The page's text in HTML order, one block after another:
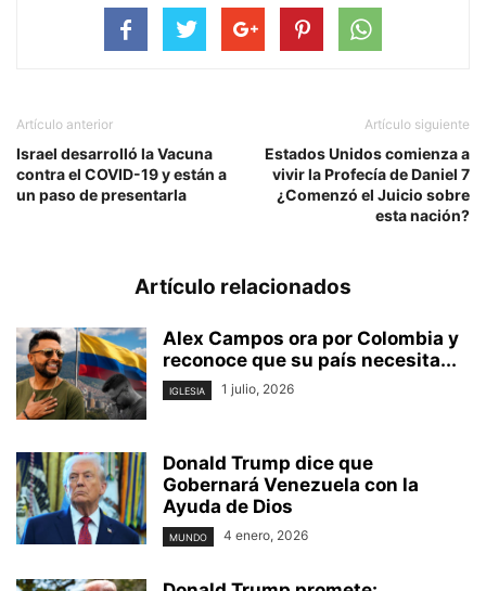
Artículo anterior
Israel desarrolló la Vacuna
contra el COVID-19 y están a
un paso de presentarla
Artículo siguiente
Estados Unidos comienza a
vivir la Profecía de Daniel 7
¿Comenzó el Juicio sobre
esta nación?
Artículo relacionados
Alex Campos ora por Colombia y
reconoce que su país necesita...
IGLESIA 1 julio, 2026
Donald Trump dice que
Gobernará Venezuela con la
Ayuda de Dios
MUNDO 4 enero, 2026